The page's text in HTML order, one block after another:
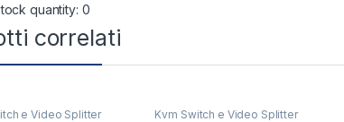
quantity: 0
correlati
e Video Splitter Kvm Switch e Video Splitter